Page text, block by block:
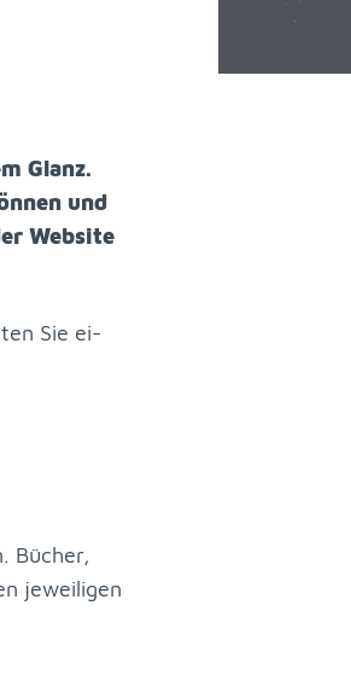
Glanz.
und
Web­site
Sie ei­
Bü­cher,
je­wei­li­gen